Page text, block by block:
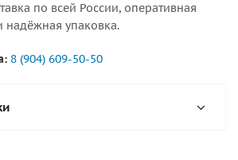
по всей России, оперативная
надёжная упаковка.
8 (904) 609-50-50